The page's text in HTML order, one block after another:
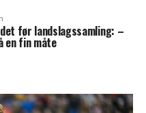
før landslagssamling: –
en fin måte